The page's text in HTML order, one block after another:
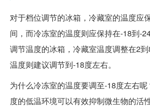
对于档位调节的冰箱，冷藏室的温度应
间，而冷冻室的温度则应保持在-18到-
调节温度的冰箱，冷藏室温度调整在2
温度则建议调节到-18度左右。
为什么冷冻室的温度要调至-18度左右
度的低温环境可以有效抑制微生物的活